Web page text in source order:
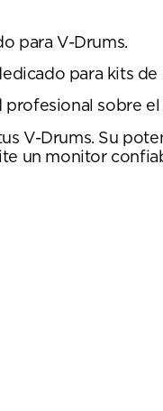
para V-Drums.
para kits de
sobre el
V-Drums. Su
un monitor